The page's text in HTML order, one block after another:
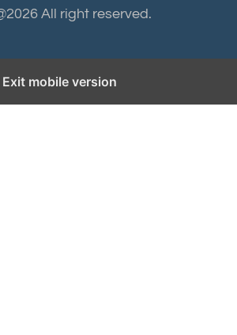
All right reserved.
Exit mobile version